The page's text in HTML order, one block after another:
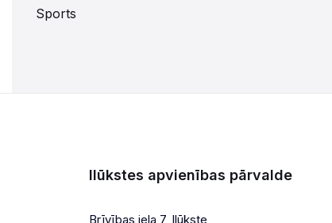
Sports
Ilūkstes apvienības pārvalde
Brīvības iela 7, Ilūkste,